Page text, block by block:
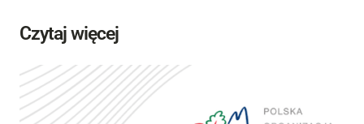
Czytaj więcej